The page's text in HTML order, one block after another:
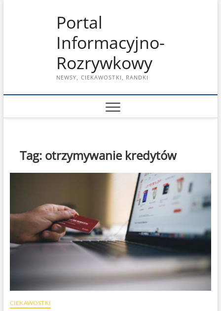
Portal
Informacyjno-
Rozrywkowy
NEWSY, CIEKAWOSTKI, RANDKI
Tag: otrzymywanie kredytów
CIEKAWOSTKI